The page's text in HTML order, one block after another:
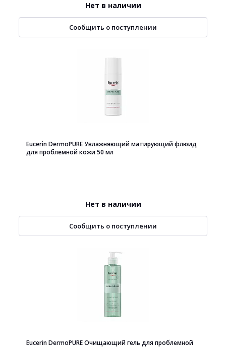
Нет в наличии
Сообщить о поступлении
Eucerin DermoPURE Увлажняющий матирующий флюид
для проблемной кожи 50 мл
Нет в наличии
Сообщить о поступлении
Eucerin DermoPURE Очищающий гель для проблемной